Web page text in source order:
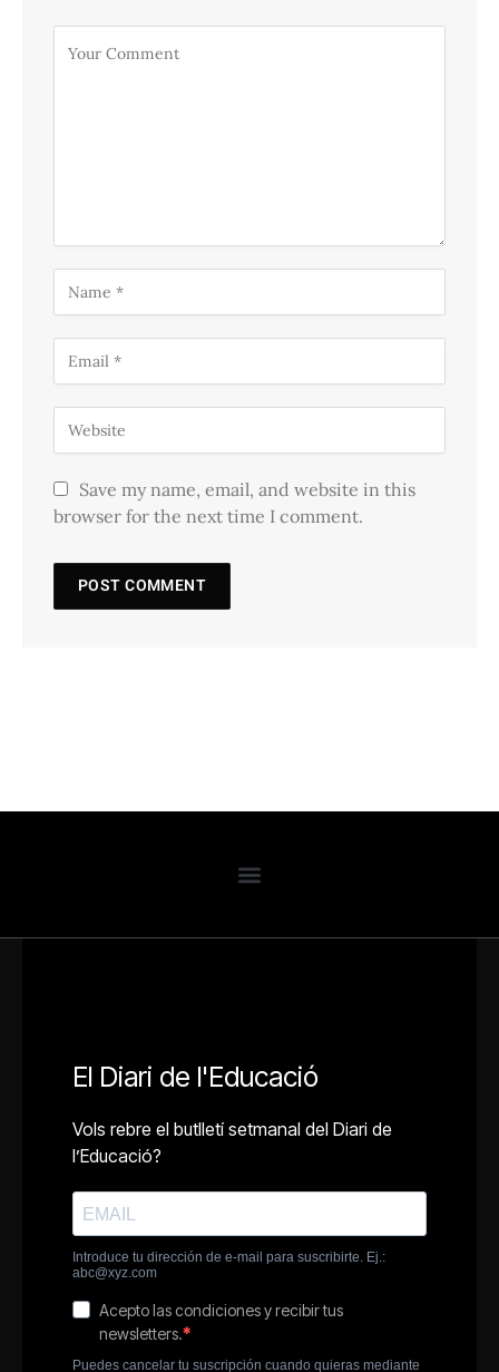
Save my name, email, and website in this
browser for the next time I comment.